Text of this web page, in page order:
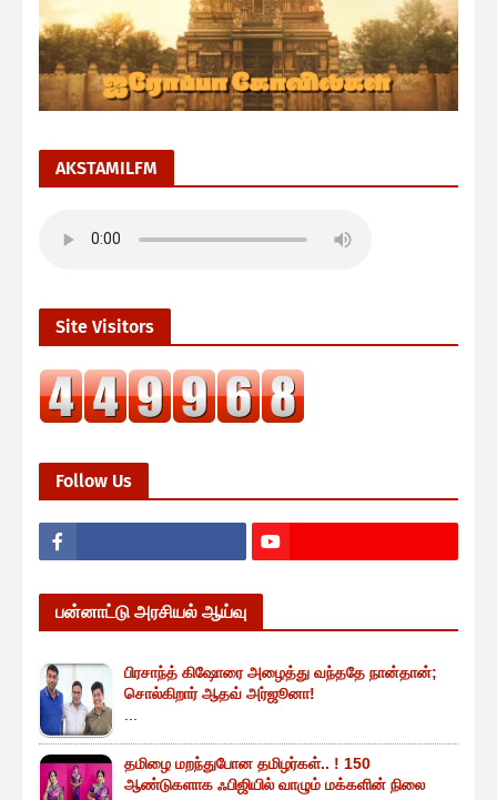
AKSTAMILFM
Site Visitors
Follow Us
பன்னாட்டு அரசியல் ஆய்வு
பிரசாந்த் கிஷோரை அழைத்து வந்ததே நான்தான்;
சொல்கிறார் ஆதவ் அர்ஜூனா!
தமிழை மறந்துபோன தமிழர்கள்.. ! 150
ஆண்டுகளாக ஃபிஜியில் வாழும் மக்களின் நிலை